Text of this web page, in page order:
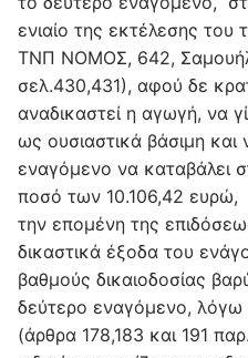
ενιαίο της εκτέλεσης του
ΤΝΠ ΝΟΜΟΣ, 642,
σελ.430,431), αφού δε
αναδικαστεί η αγωγή, να
ως ουσιαστικά βάσιμη
εναγόμενο να καταβάλει
ποσό των 10.106,42 ευρώ,
την επομένη της
δικαστικά έξοδα του
βαθμούς δικαιοδοσίας
δεύτερο εναγόμενο, λόγω
(άρθρα 178,183 και 191